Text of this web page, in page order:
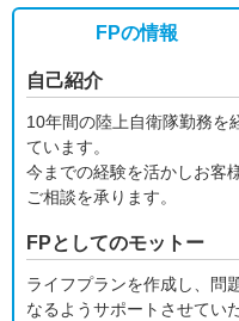
FPの情報
自己紹介
10年間の陸上自衛隊勤務を
ています。
今までの経験を活かしお客
ご相談を承ります。
FPとしてのモットー
ライフプランを作成し、問
なるようサポートさせてい